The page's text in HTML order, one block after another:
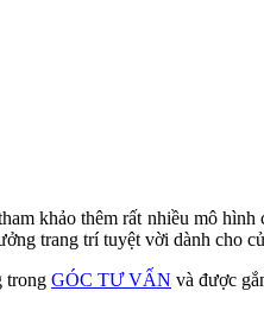
khảo thêm rất nhiều mô hình
trang trí tuyệt vời dành cho
trong GÓC TƯ VẤN và được